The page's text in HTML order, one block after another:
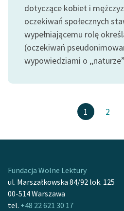
dotyczące kobiet i
oczekiwań społecznych
wypełniającemu rolę
(oczekiwań
wypowiedziami o
1 2
Fundacja Wolne Lektury
ul. Marszałkowska 84/92 lok. 125
00-514 Warszawa
tel. +48 22 621 30 17